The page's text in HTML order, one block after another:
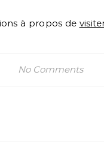
à propos de
No Comments